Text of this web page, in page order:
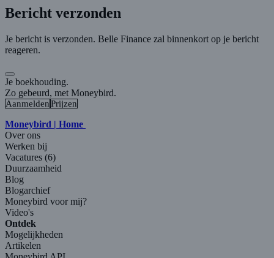
Bericht verzonden
Je bericht is verzonden. Belle Finance zal binnenkort op je bericht
reageren.